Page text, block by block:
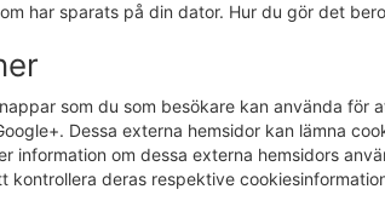
har sparats på din dator. Hur du gör det
som du som besökare kan använda för
Dessa externa hemsidor kan lämna
information om dessa externa hemsidors
kontrollera deras respektive